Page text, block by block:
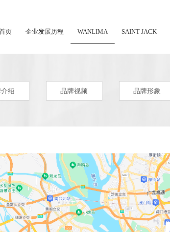
页 企业发展历程 WANLIMA SAINT JACK
绍 品牌视频 品牌形象